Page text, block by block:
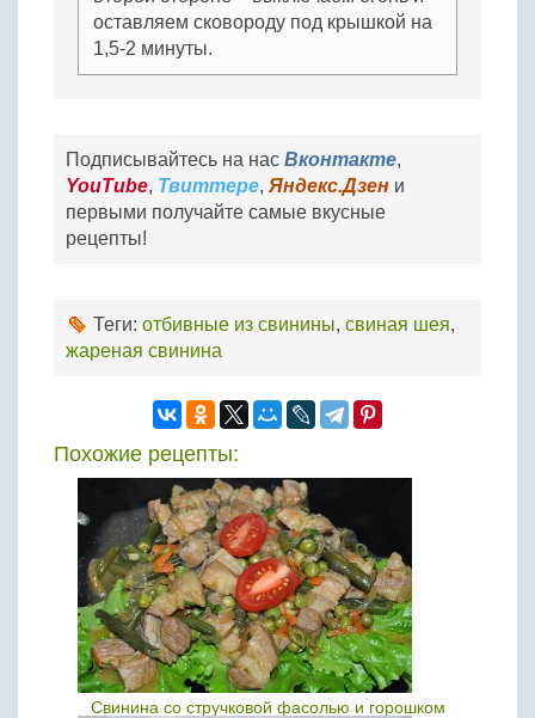
оставляем сковороду под крышкой на
1,5-2 минуты.
Подписывайтесь на нас Вконтакте,
YouTube, Твиттере, Яндекс.Дзен и
первыми получайте самые вкусные
рецепты!
Теги: отбивные из свинины, свиная шея,
жареная свинина
Похожие рецепты:
Свинина со стручковой фасолью и горошком